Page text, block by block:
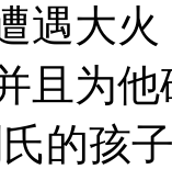
遇大
且为
的孩